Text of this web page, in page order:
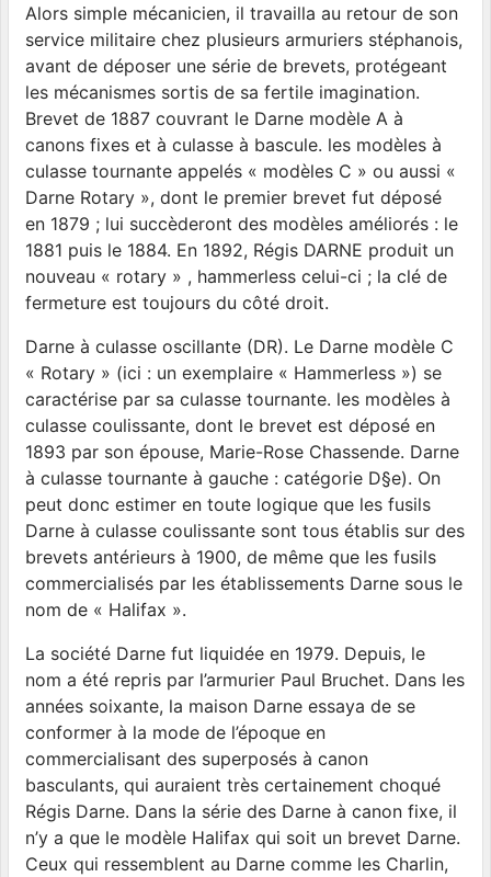
Alors simple mécanicien, il travailla au retour de son
service militaire chez plusieurs armuriers stéphanois,
avant de déposer une série de brevets, protégeant
les mécanismes sortis de sa fertile imagination.
Brevet de 1887 couvrant le Darne modèle A à
canons fixes et à culasse à bascule. les modèles à
culasse tournante appelés « modèles C » ou aussi «
Darne Rotary », dont le premier brevet fut déposé
en 1879 ; lui succèderont des modèles améliorés : le
1881 puis le 1884. En 1892, Régis DARNE produit un
nouveau « rotary » , hammerless celui-ci ; la clé de
fermeture est toujours du côté droit.
Darne à culasse oscillante (DR). Le Darne modèle C
« Rotary » (ici : un exemplaire « Hammerless ») se
caractérise par sa culasse tournante. les modèles à
culasse coulissante, dont le brevet est déposé en
1893 par son épouse, Marie-Rose Chassende. Darne
à culasse tournante à gauche : catégorie D§e). On
peut donc estimer en toute logique que les fusils
Darne à culasse coulissante sont tous établis sur des
brevets antérieurs à 1900, de même que les fusils
commercialisés par les établissements Darne sous le
nom de « Halifax ».
La société Darne fut liquidée en 1979. Depuis, le
nom a été repris par l’armurier Paul Bruchet. Dans les
années soixante, la maison Darne essaya de se
conformer à la mode de l’époque en
commercialisant des superposés à canon
basculants, qui auraient très certainement choqué
Régis Darne. Dans la série des Darne à canon fixe, il
n’y a que le modèle Halifax qui soit un brevet Darne.
Ceux qui ressemblent au Darne comme les Charlin,